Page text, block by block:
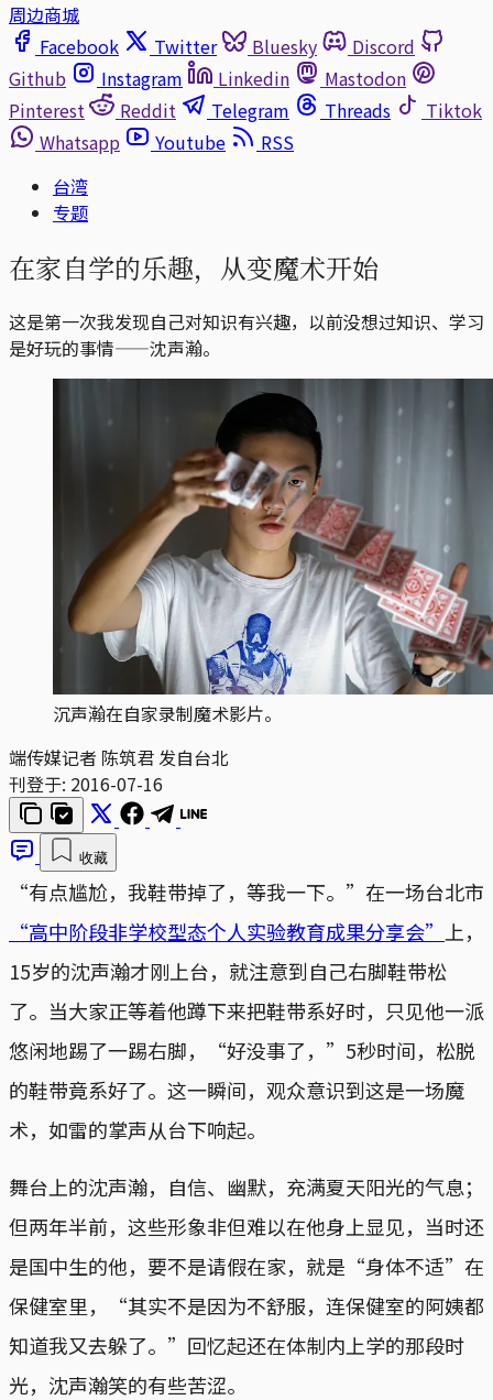
周边商城
Facebook
Twitter Bluesky
Discord
Github
Instagram Linkedin
Mastodon
Pinterest
Reddit Telegram Threads
Tiktok
Whatsapp
Youtube
RSS
台湾
专题
在家自学的乐趣，从变魔术开始
这是第一次我发现自己对知识有兴趣，以前没想过知识、学习
是好玩的事情——沈声瀚。
沉声瀚在自家录制魔术影片。
端传媒记者 陈筑君 发自台北
刊登于: 2016-07-16
收藏
“有点尴尬，我鞋带掉了，等我一下。”在一场台北市
“高中阶段非学校型态个人实验教育成果分享会”
上，
15岁的沈声瀚才刚上台，就注意到自己右脚鞋带松
了。当大家正等着他蹲下来把鞋带系好时，只见他一派
悠闲地踢了一踢右脚，“好没事了，”5秒时间，松脱
的鞋带竟系好了。这一瞬间，观众意识到这是一场魔
术，如雷的掌声从台下响起。
舞台上的沈声瀚，自信、幽默，充满夏天阳光的气息；
但两年半前，这些形象非但难以在他身上显见，当时还
是国中生的他，要不是请假在家，就是“身体不适”在
保健室里，“其实不是因为不舒服，连保健室的阿姨都
知道我又去躲了。”回忆起还在体制内上学的那段时
光，沈声瀚笑的有些苦涩。